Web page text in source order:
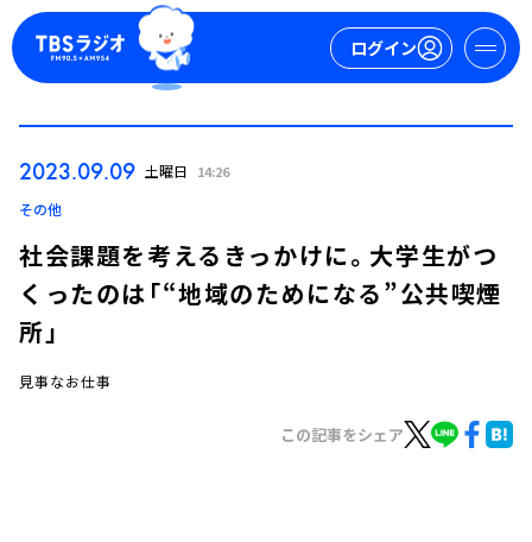
ログイン
2023.09.09 土曜日 14:26
その他
社会課題を考えるきっかけに。大学生がつ
くったのは「“地域のためになる”公共喫煙
所」
見事なお仕事
この記事をシェア